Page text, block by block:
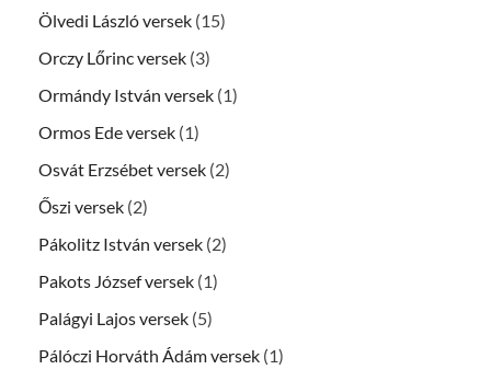
Ölvedi László versek (15)
Orczy Lőrinc versek (3)
Ormándy István versek (1)
Ormos Ede versek (1)
Osvát Erzsébet versek (2)
Őszi versek (2)
Pákolitz István versek (2)
Pakots József versek (1)
Palágyi Lajos versek (5)
Pálóczi Horváth Ádám versek (1)